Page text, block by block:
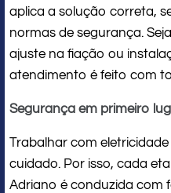
aplica a solução correta,
normas de segurança.
ajuste na fiação ou
atendimento é feito com
Segurança em primeiro
Trabalhar com
cuidado. Por isso, cada
Adriano é conduzida com